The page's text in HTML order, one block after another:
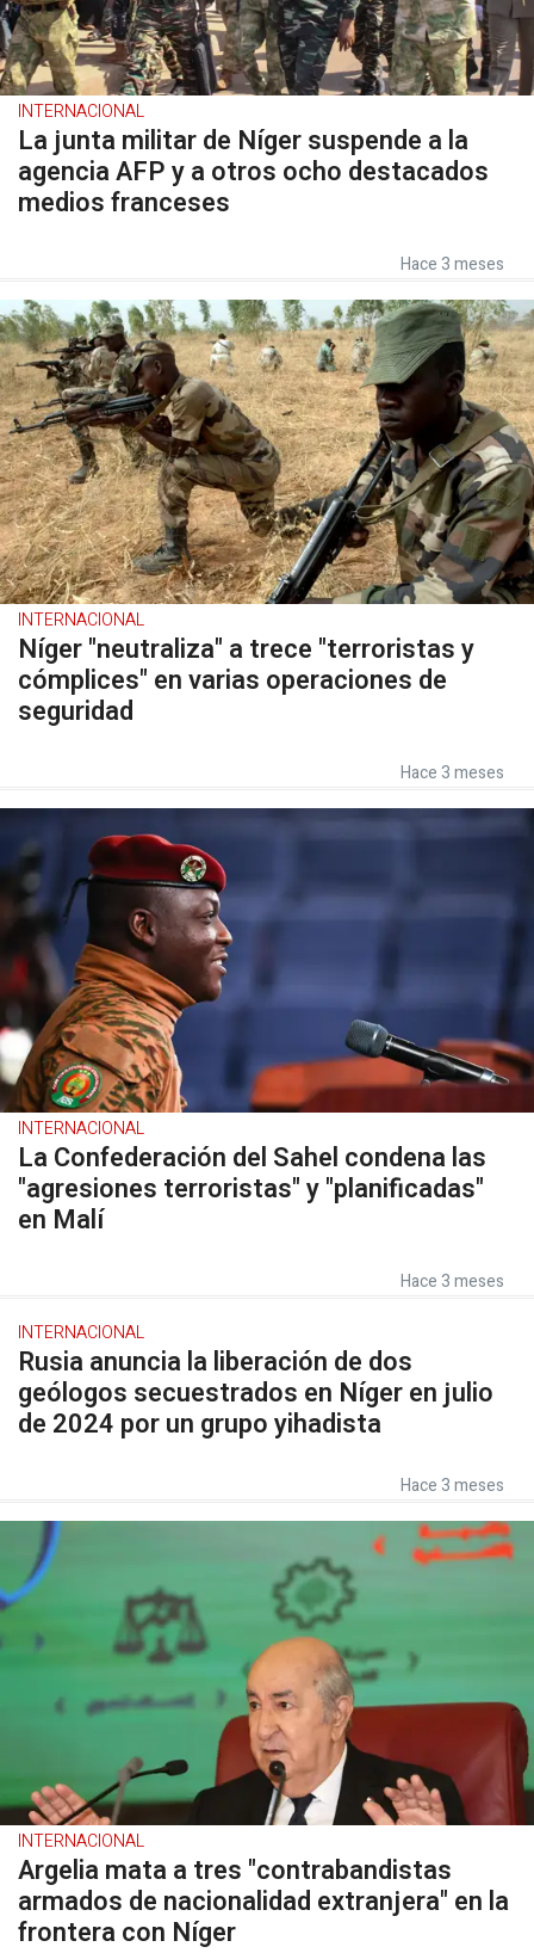
INTERNACIONAL
La junta militar de Níger suspende a la
agencia AFP y a otros ocho destacados
medios franceses
Hace 3 meses
INTERNACIONAL
Níger "neutraliza" a trece "terroristas y
cómplices" en varias operaciones de
seguridad
Hace 3 meses
INTERNACIONAL
La Confederación del Sahel condena las
"agresiones terroristas" y "planificadas"
en Malí
Hace 3 meses
INTERNACIONAL
Rusia anuncia la liberación de dos
geólogos secuestrados en Níger en julio
de 2024 por un grupo yihadista
Hace 3 meses
INTERNACIONAL
Argelia mata a tres "contrabandistas
armados de nacionalidad extranjera" en la
frontera con Níger